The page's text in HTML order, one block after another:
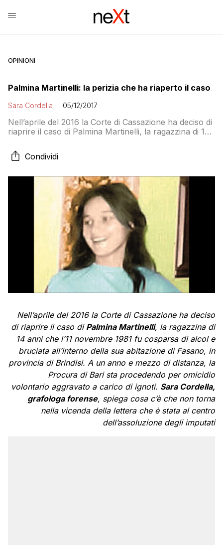
OPINIONI
Palmina Martinelli: la perizia che ha riaperto il caso
Sara Cordella 05/12/2017
Nell’aprile del 2016 la Corte di Cassazione ha deciso di
riaprire il caso di Palmina Martinelli, la ragazzina di 14
bruciata all’interno della sua abitazione di Fasano, in
provincia di Brindisi. A un anno e mezzo di distanza, la
Condividi
Nell’aprile del 2016 la Corte di Cassazione ha deciso
di riaprire il caso di Palmina Martinelli, la ragazzina di
14 anni che l’11 novembre 1981 fu cosparsa di alcol e
bruciata all’interno della sua abitazione di Fasano, in
provincia di Brindisi. A un anno e mezzo di distanza, la
Procura di Bari sta procedendo per omicidio
volontario aggravato a carico di ignoti. Sara Cordella,
grafologa forense, spiega cosa c’è che non torna
nella vicenda della lettera che è stata al centro
dell’assoluzione degli imputati